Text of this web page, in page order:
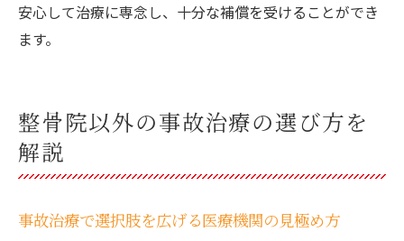
安心して治療に専念し、十分な補償を受けることができ
ます。
整骨院以外の事故治療の選び方を
解説
事故治療で選択肢を広げる医療機関の見極め方